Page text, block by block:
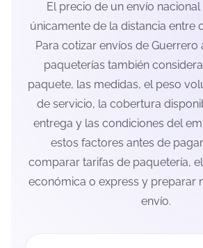
El precio de un envío
únicamente de la distancia entre
Para cotizar envíos de Guerrero
paqueterías también
paquete, las medidas, el peso
de servicio, la cobertura
entrega y las condiciones del
estos factores antes de
comparar tarifas de paquetería,
económica o express y preparar
envío.